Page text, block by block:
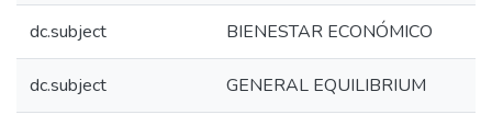
dc.subject BIENESTAR ECONÓMICO
dc.subject GENERAL EQUILIBRIUM